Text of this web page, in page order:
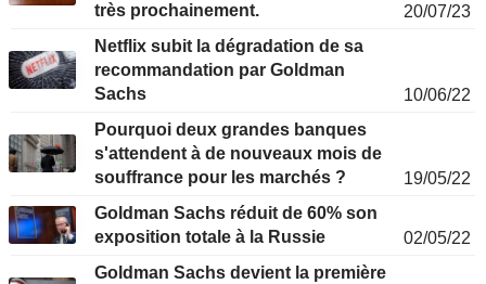
très prochainement.
20/07/23
Netflix subit la dégradation de sa
recommandation par Goldman
Sachs
10/06/22
Pourquoi deux grandes banques
s'attendent à de nouveaux mois de
souffrance pour les marchés ?
19/05/22
Goldman Sachs réduit de 60% son
exposition totale à la Russie
02/05/22
Goldman Sachs devient la première